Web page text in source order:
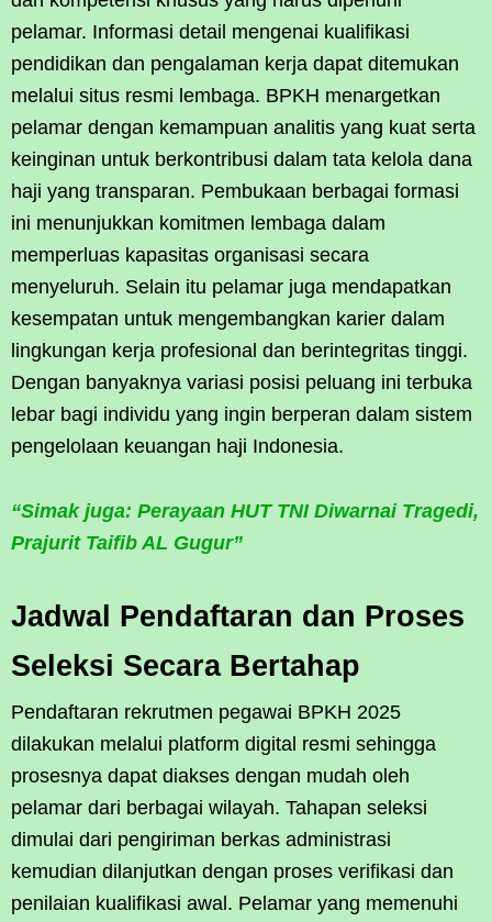
pelamar. Informasi detail mengenai kualifikasi
pendidikan dan pengalaman kerja dapat ditemukan
melalui situs resmi lembaga. BPKH menargetkan
pelamar dengan kemampuan analitis yang kuat serta
keinginan untuk berkontribusi dalam tata kelola dana
haji yang transparan. Pembukaan berbagai formasi
ini menunjukkan komitmen lembaga dalam
memperluas kapasitas organisasi secara
menyeluruh. Selain itu pelamar juga mendapatkan
kesempatan untuk mengembangkan karier dalam
lingkungan kerja profesional dan berintegritas tinggi.
Dengan banyaknya variasi posisi peluang ini terbuka
lebar bagi individu yang ingin berperan dalam sistem
pengelolaan keuangan haji Indonesia.
“Simak juga: Perayaan HUT TNI Diwarnai Tragedi,
Prajurit Taifib AL Gugur”
Jadwal Pendaftaran dan Proses
Seleksi Secara Bertahap
Pendaftaran rekrutmen pegawai BPKH 2025
dilakukan melalui platform digital resmi sehingga
prosesnya dapat diakses dengan mudah oleh
pelamar dari berbagai wilayah. Tahapan seleksi
dimulai dari pengiriman berkas administrasi
kemudian dilanjutkan dengan proses verifikasi dan
penilaian kualifikasi awal. Pelamar yang memenuhi